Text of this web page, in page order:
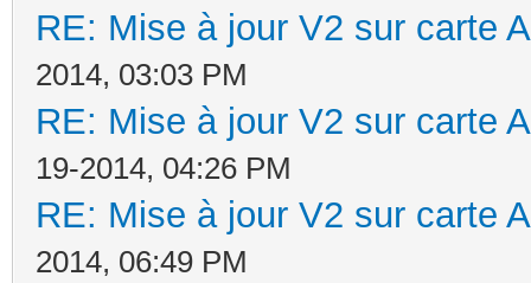
RE: Mise à jour V2 sur carte
2014, 03:03 PM
RE: Mise à jour V2 sur carte
19-2014, 04:26 PM
RE: Mise à jour V2 sur carte
2014, 06:49 PM